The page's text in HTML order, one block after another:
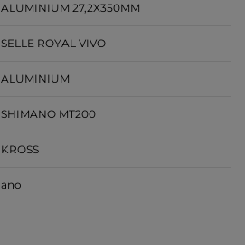
ALUMINIUM 27,2X350MM
SELLE ROYAL VIVO
ALUMINIUM
SHIMANO MT200
KROSS
ano